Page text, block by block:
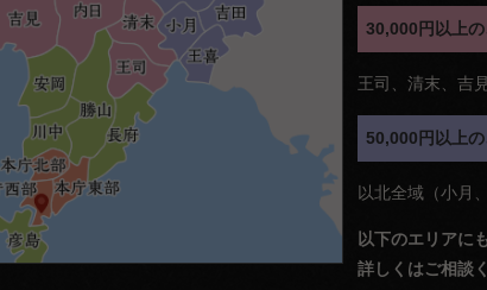
30,000円以上
王司、清末、吉
50,000円以上
以北全域（小月
以下のエリアに
詳しくはご相談